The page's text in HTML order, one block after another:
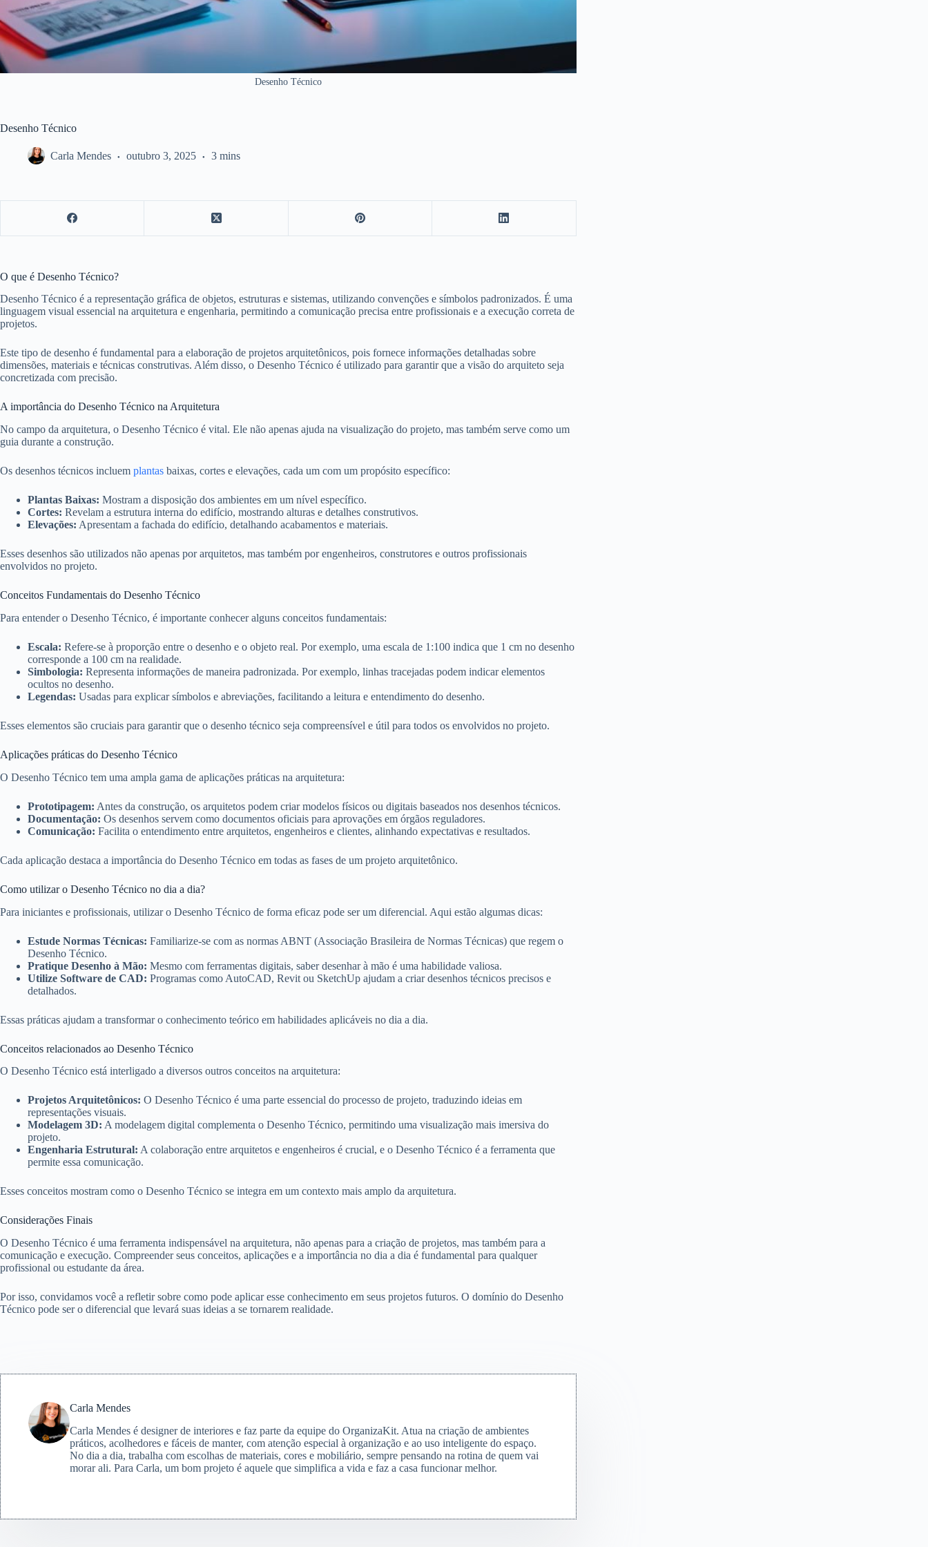
Desenho Técnico
Desenho Técnico
Carla Mendes outubro 3, 2025 3 mins
O que é Desenho Técnico?
Desenho Técnico é a representação gráfica de objetos, estruturas e sistemas, utilizando convenções e símbolos padronizados. É uma
linguagem visual essencial na arquitetura e engenharia, permitindo a comunicação precisa entre profissionais e a execução correta de
projetos.
Este tipo de desenho é fundamental para a elaboração de projetos arquitetônicos, pois fornece informações detalhadas sobre
dimensões, materiais e técnicas construtivas. Além disso, o Desenho Técnico é utilizado para garantir que a visão do arquiteto seja
concretizada com precisão.
A importância do Desenho Técnico na Arquitetura
No campo da arquitetura, o Desenho Técnico é vital. Ele não apenas ajuda na visualização do projeto, mas também serve como um
guia durante a construção.
Os desenhos técnicos incluem plantas baixas, cortes e elevações, cada um com um propósito específico:
Plantas Baixas: Mostram a disposição dos ambientes em um nível específico.
Cortes: Revelam a estrutura interna do edifício, mostrando alturas e detalhes construtivos.
Elevações: Apresentam a fachada do edifício, detalhando acabamentos e materiais.
Esses desenhos são utilizados não apenas por arquitetos, mas também por engenheiros, construtores e outros profissionais
envolvidos no projeto.
Conceitos Fundamentais do Desenho Técnico
Para entender o Desenho Técnico, é importante conhecer alguns conceitos fundamentais:
Escala: Refere-se à proporção entre o desenho e o objeto real. Por exemplo, uma escala de 1:100 indica que 1 cm no desenho
corresponde a 100 cm na realidade.
Simbologia: Representa informações de maneira padronizada. Por exemplo, linhas tracejadas podem indicar elementos
ocultos no desenho.
Legendas: Usadas para explicar símbolos e abreviações, facilitando a leitura e entendimento do desenho.
Esses elementos são cruciais para garantir que o desenho técnico seja compreensível e útil para todos os envolvidos no projeto.
Aplicações práticas do Desenho Técnico
O Desenho Técnico tem uma ampla gama de aplicações práticas na arquitetura:
Prototipagem: Antes da construção, os arquitetos podem criar modelos físicos ou digitais baseados nos desenhos técnicos.
Documentação: Os desenhos servem como documentos oficiais para aprovações em órgãos reguladores.
Comunicação: Facilita o entendimento entre arquitetos, engenheiros e clientes, alinhando expectativas e resultados.
Cada aplicação destaca a importância do Desenho Técnico em todas as fases de um projeto arquitetônico.
Como utilizar o Desenho Técnico no dia a dia?
Para iniciantes e profissionais, utilizar o Desenho Técnico de forma eficaz pode ser um diferencial. Aqui estão algumas dicas:
Estude Normas Técnicas: Familiarize-se com as normas ABNT (Associação Brasileira de Normas Técnicas) que regem o
Desenho Técnico.
Pratique Desenho à Mão: Mesmo com ferramentas digitais, saber desenhar à mão é uma habilidade valiosa.
Utilize Software de CAD: Programas como AutoCAD, Revit ou SketchUp ajudam a criar desenhos técnicos precisos e
detalhados.
Essas práticas ajudam a transformar o conhecimento teórico em habilidades aplicáveis no dia a dia.
Conceitos relacionados ao Desenho Técnico
O Desenho Técnico está interligado a diversos outros conceitos na arquitetura:
Projetos Arquitetônicos: O Desenho Técnico é uma parte essencial do processo de projeto, traduzindo ideias em
representações visuais.
Modelagem 3D: A modelagem digital complementa o Desenho Técnico, permitindo uma visualização mais imersiva do
projeto.
Engenharia Estrutural: A colaboração entre arquitetos e engenheiros é crucial, e o Desenho Técnico é a ferramenta que
permite essa comunicação.
Esses conceitos mostram como o Desenho Técnico se integra em um contexto mais amplo da arquitetura.
Considerações Finais
O Desenho Técnico é uma ferramenta indispensável na arquitetura, não apenas para a criação de projetos, mas também para a
comunicação e execução. Compreender seus conceitos, aplicações e a importância no dia a dia é fundamental para qualquer
profissional ou estudante da área.
Por isso, convidamos você a refletir sobre como pode aplicar esse conhecimento em seus projetos futuros. O domínio do Desenho
Técnico pode ser o diferencial que levará suas ideias a se tornarem realidade.
Carla Mendes
Carla Mendes é designer de interiores e faz parte da equipe do OrganizaKit. Atua na criação de ambientes
práticos, acolhedores e fáceis de manter, com atenção especial à organização e ao uso inteligente do espaço.
No dia a dia, trabalha com escolhas de materiais, cores e mobiliário, sempre pensando na rotina de quem vai
morar ali. Para Carla, um bom projeto é aquele que simplifica a vida e faz a casa funcionar melhor.